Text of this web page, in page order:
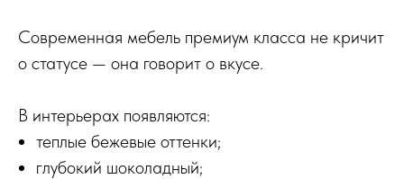
Современная мебель премиум класса не кричит
о статусе — она говорит о вкусе.
В интерьерах появляются:
теплые бежевые оттенки;
глубокий шоколадный;